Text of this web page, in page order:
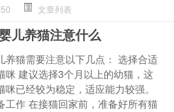
文章列表
儿养猫注意什么
养猫需要注意以下几点： 选择合适
咪 建议选择3个月以上的幼猫，这
咪已经较为稳定，适应能力较强。
工作 在接猫回家前，准备好所有猫